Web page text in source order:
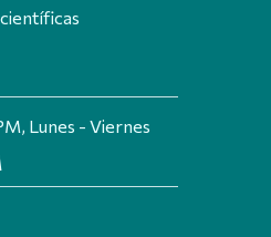
Lunes - Viernes